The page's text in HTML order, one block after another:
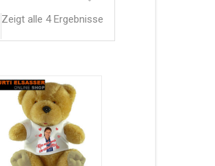
Zeigt alle 4 Ergebnisse